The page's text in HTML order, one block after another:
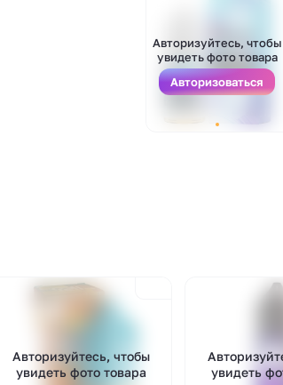
Авторизуйтесь, чтобы
увидеть фото товара
Авторизоваться
Авторизуйтесь, чтобы
увидеть фото товара
увидеть